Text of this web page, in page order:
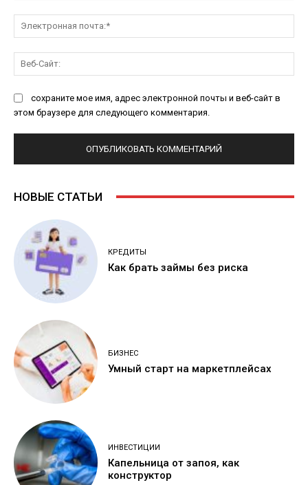
сохраните мое имя, адрес электронной почты и веб-сайт в
этом браузере для следующего комментария.
НОВЫЕ СТАТЬИ
КРЕДИТЫ
Как брать займы без риска
БИЗНЕС
Умный старт на маркетплейсах
ИНВЕСТИЦИИ
Капельница от запоя, как
конструктор